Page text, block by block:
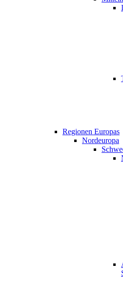
Regionen Europas
Nordeuropa